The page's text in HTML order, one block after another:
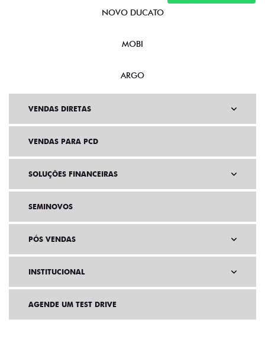
NOVO DUCATO
MOBI
ARGO
VENDAS DIRETAS
VENDAS PARA PCD
SOLUÇÕES FINANCEIRAS
SEMINOVOS
PÓS VENDAS
INSTITUCIONAL
AGENDE UM TEST DRIVE